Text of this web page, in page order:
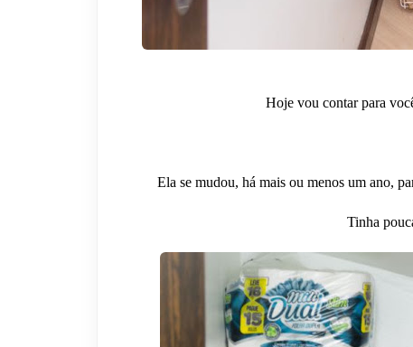
Hoje vou contar para
Ela se mudou, há mais ou menos um ano,
Tinha